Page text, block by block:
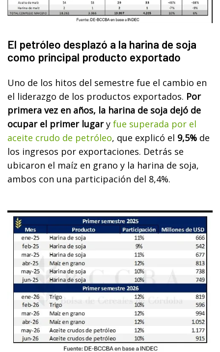
El petróleo desplazó a la harina de soja
como principal producto exportado
Uno de los hitos del semestre fue el cambio en
el liderazgo de los productos exportados. Por
primera vez en años, la harina de soja dejó de
ocupar el primer lugary fue superada por el
aceite crudo de petróleo, que explicó el 9,5% de
los ingresos por exportaciones. Detrás se
ubicaron el maíz en grano y la harina de soja,
ambos con una participación del 8,4%.